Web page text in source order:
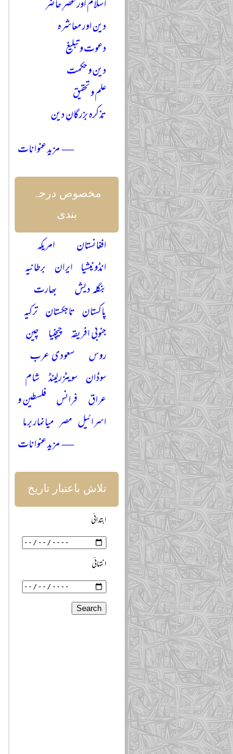
اسلام اور عصرِ حاضر
دین اور معاشرہ
دعوت و تبلیغ
دین و حکمت
علم و تحقیق
تذکرہ بزرگانِ دین
— مزید عنوانات
مخصوص درجہ
بندی
افغانستان
امریکہ
انڈونیشیا ایران برطانیہ
بنگلہ دیش
بھارت
پاکستان تاجکستان ترکیہ
جنوبی افریقہ چیچنیا چین
روس
سعودی عرب
سوڈان سویٹزرلینڈ شام
عراق فرانس فلسطین و
اسرائیل مصر میانمار برما
— مزید عنوانات
تلاش باعتبار تاریخ
ابتدائی
انتہائی